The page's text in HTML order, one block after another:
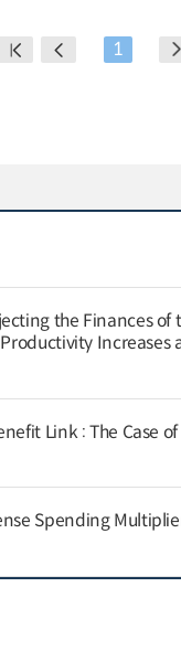
1
the Finances of
Increases
Link : The Case
Spending